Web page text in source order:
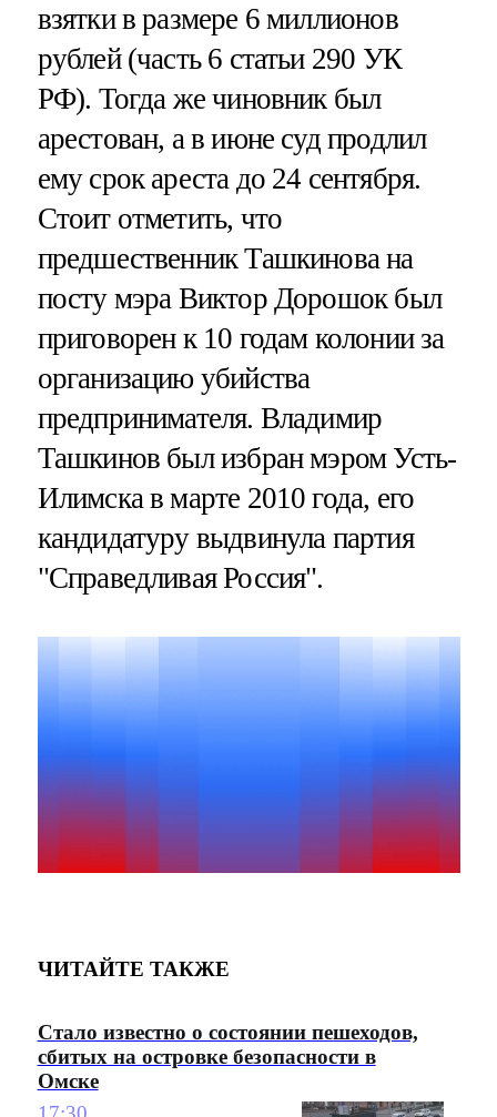
взятки в размере 6 миллионов
рублей (часть 6 статьи 290 УК
РФ). Тогда же чиновник был
арестован, а в июне суд продлил
ему срок ареста до 24 сентября.
Стоит отметить, что
предшественник Ташкинова на
посту мэра Виктор Дорошок был
приговорен к 10 годам колонии за
организацию убийства
предпринимателя. Владимир
Ташкинов был избран мэром Усть-
Илимска в марте 2010 года, его
кандидатуру выдвинула партия
"Справедливая Россия".
ЧИТАЙТЕ ТАКЖЕ
Стало известно о состоянии пешеходов,
сбитых на островке безопасности в
Омске